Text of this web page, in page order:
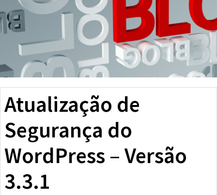
Atualização de
Segurança do
WordPress – Versão
3.3.1